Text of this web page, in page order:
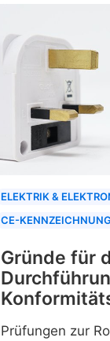
ELEKTRIK &
CE-KENNZEICHNUNG
Gründe für
Prüfungen zur